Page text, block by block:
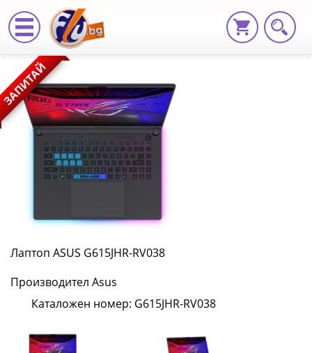
Лаптоп
ASUS
G615JHR-
RV038
G615JHR-
|
Fly.bg
ЗАПИТАЙ
Лаптоп ASUS G615JHR-RV038
Производител Asus
Каталожен номер: G615JHR-RV038